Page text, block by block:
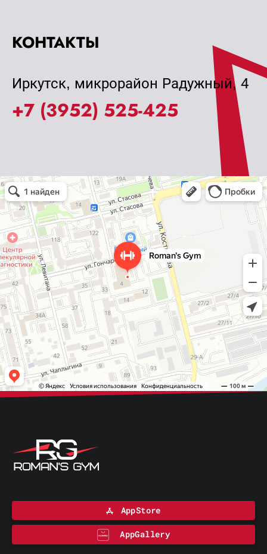
КОНТАКТЫ
Иркутск, микрорайон Радужный, 4
+7 (3952) 525-425
AppStore
AppGallery